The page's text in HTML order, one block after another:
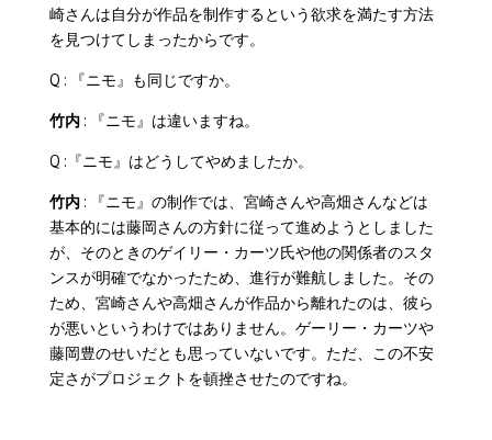
崎さんは自分が作品を制作するという欲求を満たす方法
を見つけてしまったからです。
Q : 『ニモ』も同じですか。
竹内: 『ニモ』は違いますね。
Q :『ニモ』はどうしてやめましたか。
竹内: 『ニモ』の制作では、宮崎さんや高畑さんなどは
基本的には藤岡さんの方針に従って進めようとしました
が、そのときのゲイリー・カーツ氏や他の関係者のスタ
ンスが明確でなかったため、進行が難航しました。その
ため、宮崎さんや高畑さんが作品から離れたのは、彼ら
が悪いというわけではありません。ゲーリー・カーツや
藤岡豊のせいだとも思っていないです。ただ、この不安
定さがプロジェクトを頓挫させたのですね。